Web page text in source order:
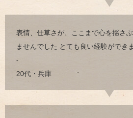
表情、仕草さが、ここまで心を揺さ
ませんでした とても良い経験ができ
-
20代・兵庫